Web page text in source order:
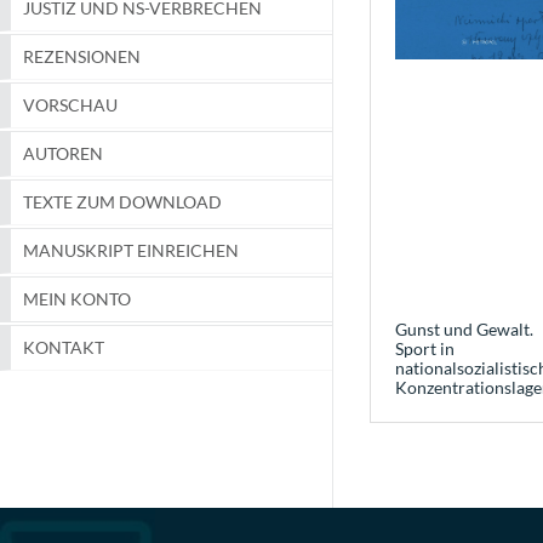
JUSTIZ UND NS-VERBRECHEN
REZENSIONEN
VORSCHAU
AUTOREN
TEXTE ZUM DOWNLOAD
MANUSKRIPT EINREICHEN
MEIN KONTO
KONTAKT
Gunst und Gewalt.
Sport in